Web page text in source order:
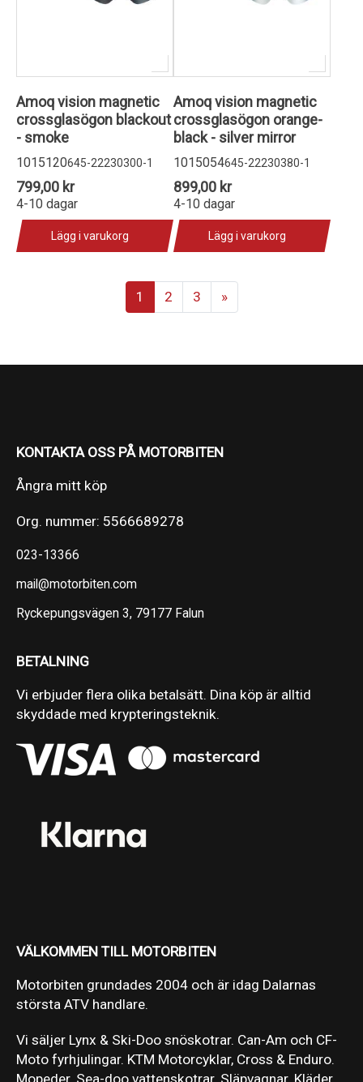
Amoq vision magnetic
crossglasögon blackout
- smoke
1015120645-22230300-1
799,00 kr
4-10 dagar
Lägg i varukorg
Amoq vision magnetic
crossglasögon orange-
black - silver mirror
1015054645-22230380-1
899,00 kr
4-10 dagar
Lägg i varukorg
1 2 3 »
KONTAKTA OSS PÅ MOTORBITEN
Ångra mitt köp
Org. nummer: 5566689278
023-13366
mail@motorbiten.com
Ryckepungsvägen 3, 79177 Falun
BETALNING
Vi erbjuder flera olika betalsätt. Dina köp är alltid
skyddade med krypteringsteknik.
VÄLKOMMEN TILL MOTORBITEN
Motorbiten grundades 2004 och är idag Dalarnas
största ATV handlare.
Vi säljer Lynx & Ski-Doo snöskotrar. Can-Am och CF-
Moto fyrhjulingar. KTM Motorcyklar, Cross & Enduro.
Mopeder. Sea-doo vattenskotrar. Släpvagnar. Kläder